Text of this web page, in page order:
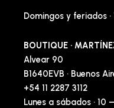
Domingos y feriados
BOUTIQUE ·
Alvear 90
B1640EVB · Buenos
+54 11 2287 3112
Lunes a sábados · 10